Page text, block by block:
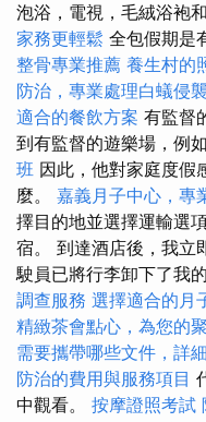
泡浴，電視，毛絨浴袍
家務更輕鬆 全包假期是
整骨專業推薦 養生村的
防治，專業處理白蟻侵
適合的餐飲方案 有監督
到有監督的遊樂場，例
班 因此，他對家庭度假
麼。 嘉義月子中心，專
擇目的地並選擇運輸選
宿。 到達酒店後，我立
駛員已將行李卸下了我
調查服務 選擇適合的月
精緻茶會點心，為您的
需要攜帶哪些文件，詳
防治的費用與服務項目
中觀看。 按摩證照考試